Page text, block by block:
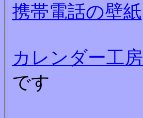
携帯電話の壁紙
カレンダー工房
です